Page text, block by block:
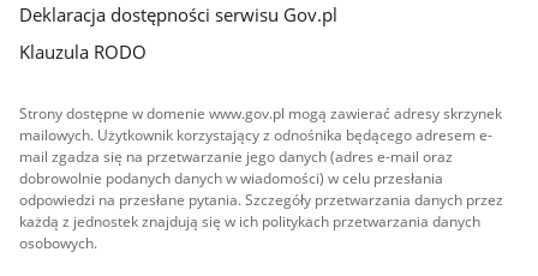
Deklaracja dostępności serwisu Gov.pl
Klauzula RODO
Strony dostępne w domenie www.gov.pl mogą zawierać adresy skrzynek
mailowych. Użytkownik korzystający z odnośnika będącego adresem e-
mail zgadza się na przetwarzanie jego danych (adres e-mail oraz
dobrowolnie podanych danych w wiadomości) w celu przesłania
odpowiedzi na przesłane pytania. Szczegóły przetwarzania danych przez
każdą z jednostek znajdują się w ich politykach przetwarzania danych
osobowych.